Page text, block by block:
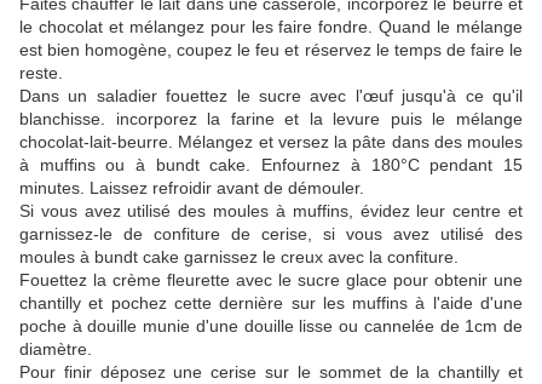
le chocolat et mélangez pour les faire fondre. Quand le mélange
est bien homogène, coupez le feu et réservez le temps de faire le
reste.
Dans un saladier fouettez le sucre avec l'œuf jusqu'à ce qu'il
blanchisse. incorporez la farine et la levure puis le mélange
chocolat-lait-beurre. Mélangez et versez la pâte dans des moules
à muffins ou à bundt cake. Enfournez à 180°C pendant 15
minutes. Laissez refroidir avant de démouler.
Si vous avez utilisé des moules à muffins, évidez leur centre et
garnissez-le de confiture de cerise, si vous avez utilisé des
moules à bundt cake garnissez le creux avec la confiture.
Fouettez la crème fleurette avec le sucre glace pour obtenir une
chantilly et pochez cette dernière sur les muffins à l'aide d'une
poche à douille munie d'une douille lisse ou cannelée de 1cm de
diamètre.
Pour finir déposez une cerise sur le sommet de la chantilly et